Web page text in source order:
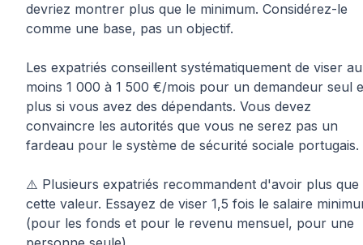
devriez montrer plus que le minimum. Considérez-le
comme une base, pas un objectif.
Les expatriés conseillent systématiquement de viser au
moins 1 000 à 1 500 €/mois pour un demandeur seul
plus si vous avez des dépendants. Vous devez
convaincre les autorités que vous ne serez pas un
fardeau pour le système de sécurité sociale portugais.
⚠️ Plusieurs expatriés recommandent d'avoir plus que
cette valeur. Essayez de viser 1,5 fois le salaire
(pour les fonds et pour le revenu mensuel, pour une